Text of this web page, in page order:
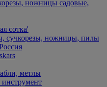
ножницы садовые,
сотка'
сучкорезы, ножницы, пилы
метлы